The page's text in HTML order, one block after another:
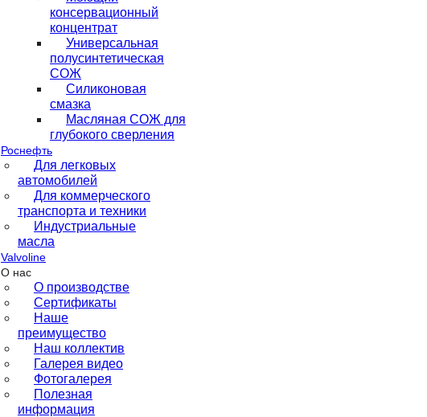
консервационный
концентрат
Универсальная
полусинтетическая
СОЖ
Силиконовая
смазка
⁣Масляная СОЖ для
глубокого сверления
Роснефть
Для легковых
автомобилей
Для коммерческого
транспорта и техники
Индустриальные
масла
Valvoline
О нас
О производстве
Сертификаты
Наше
преимущество
Наш коллектив
Галерея видео
Фотогалерея
Полезная
информация